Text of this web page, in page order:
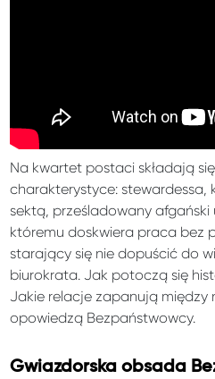
Na kwartet postaci składają
charakterystyce: stewardessa,
sektą, prześladowany
któremu doskwiera praca bez
starający się nie dopuścić do
biurokrata. Jak potoczą się
Jakie relacje zapanują między
opowiedzą Bezpaństwowcy.
Gwiazdorska obsada